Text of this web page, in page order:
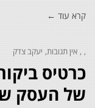
קרא עוד ←
אין תגובות יעקב צדק
כרטיס
של העסק